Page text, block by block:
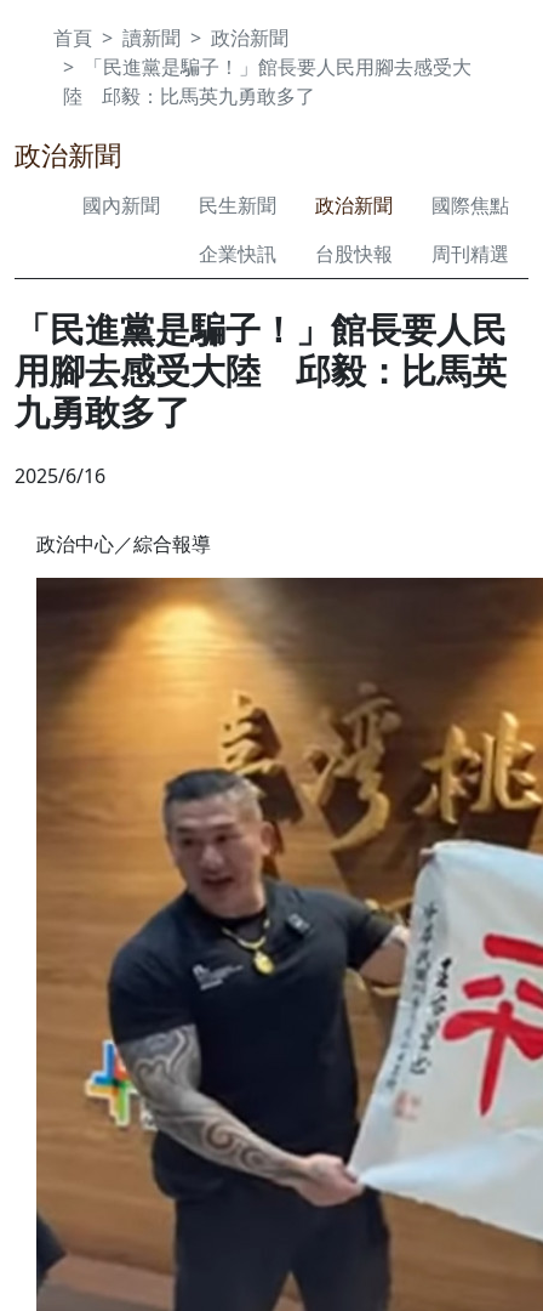
首頁 讀新聞
政治新聞
「民進黨是騙子！」館長要人民用腳去感受大
陸 邱毅：比馬英九勇敢多了
政治新聞
國內新聞 民生新聞 政治新聞
國際焦點
企業快訊
台股快報 周刊精選
「民進黨是騙子！」館長要人民
用腳去感受大陸 邱毅：比馬英
九勇敢多了
2025/6/16
政治中心／綜合報導